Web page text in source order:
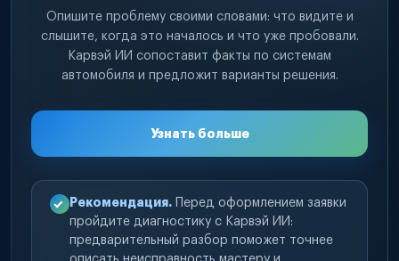
Опишите проблему своими словами: что видите и
слышите, когда это началось и что уже пробовали.
Карвэй ИИ сопоставит факты по системам
автомобиля и предложит варианты решения.
Узнать больше
Рекомендация. Перед оформлением заявки
пройдите диагностику с Карвэй ИИ:
предварительный разбор поможет точнее